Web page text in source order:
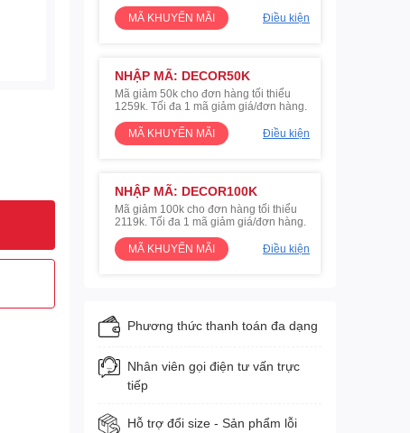
MÃ KHUYẾN MÃI
Điều kiện
NHẬP MÃ: DECOR50K
Mã giảm 50k cho đơn hàng tối thiểu
1259k. Tối đa 1 mã giảm giá/đơn hàng.
MÃ KHUYẾN MÃI
Điều kiện
NHẬP MÃ: DECOR100K
Mã giảm 100k cho đơn hàng tối thiểu
2119k. Tối đa 1 mã giảm giá/đơn hàng.
MÃ KHUYẾN MÃI
Điều kiện
Phương thức thanh toán đa dạng
Nhân viên gọi điện tư vấn trực
tiếp
Hỗ trợ đổi size - Sản phẩm lỗi